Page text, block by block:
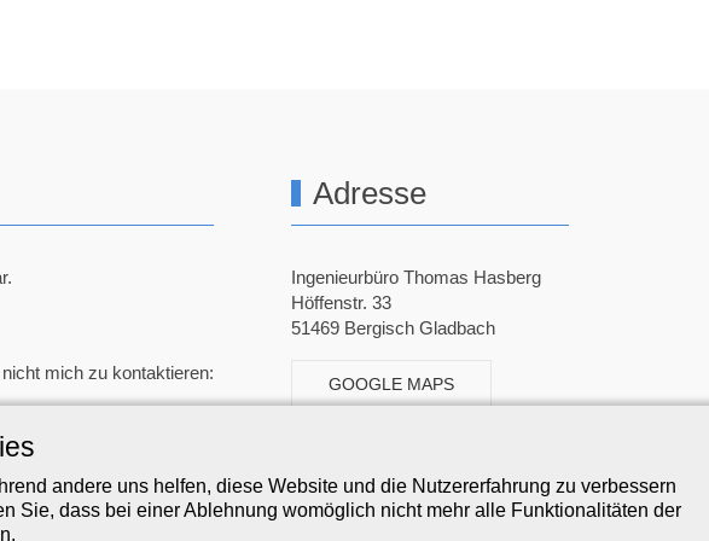
mich zu kontaktieren:
Adresse
Ingenieurbüro Thomas Hasberg
Höffenstr. 33
51469 Bergisch Gladbach
GOOGLE MAPS
andere uns helfen, diese Website und die Nutzererfahrung zu verbessern
Sie, dass bei einer Ablehnung womöglich nicht mehr alle Funktionalitäten der